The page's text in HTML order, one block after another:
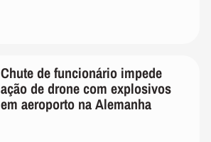
Chute de funcionário impede
ação de drone com explosivos
em aeroporto na Alemanha